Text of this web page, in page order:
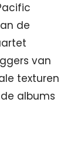
de
van
texturen
albums